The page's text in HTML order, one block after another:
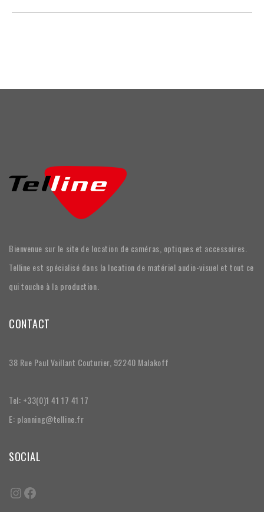
Bienvenue sur le site de location de caméras, optiques et accessoires.
Telline est spécialisé dans la location de matériel audio-visuel et tout ce
qui touche à la production.
CONTACT
38 Rue Paul Vaillant Couturier, 92240 Malakoff
Tel: +33(0)1 41 17 41 17
E: planning@telline.fr
SOCIAL